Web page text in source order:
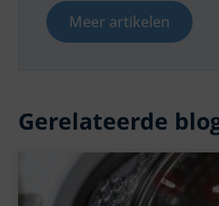
Meer artikelen
Gerelateerde